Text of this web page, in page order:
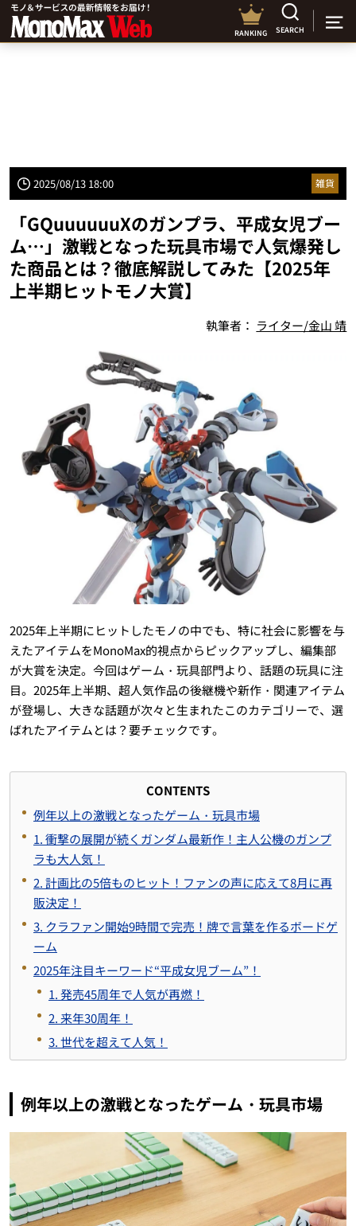
RANKING SEARCH
2025/08/13 18:00 雑貨
「GQuuuuuuXのガンプラ、平成女児ブー
ム…」激戦となった玩具市場で人気爆発し
た商品とは？徹底解説してみた【2025年
上半期ヒットモノ大賞】
執筆者： ライター/金山 靖
2025年上半期にヒットしたモノの中でも、特に社会に影響を与
えたアイテムをMonoMax的視点からピックアップし、編集部
が大賞を決定。今回はゲーム・玩具部門より、話題の玩具に注
目。2025年上半期、超人気作品の後継機や新作・関連アイテム
が登場し、大きな話題が次々と生まれたこのカテゴリーで、選
ばれたアイテムとは？要チェックです。
CONTENTS
例年以上の激戦となったゲーム・玩具市場
1. 衝撃の展開が続くガンダム最新作！主人公機のガンプ
ラも大人気！
2. 計画比の5倍ものヒット！ファンの声に応えて8月に再
販決定！
3. クラファン開始9時間で完売！牌で言葉を作るボードゲ
ーム
2025年注目キーワード“平成女児ブーム”！
1. 発売45周年で人気が再燃！
2. 来年30周年！
3. 世代を超えて人気！
例年以上の激戦となったゲーム・玩具市場